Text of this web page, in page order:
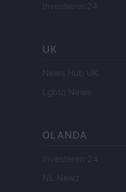
Investieren24
UK
News Hub UK
Lgbtq News
OLANDA
Investeren 24
NL Newz